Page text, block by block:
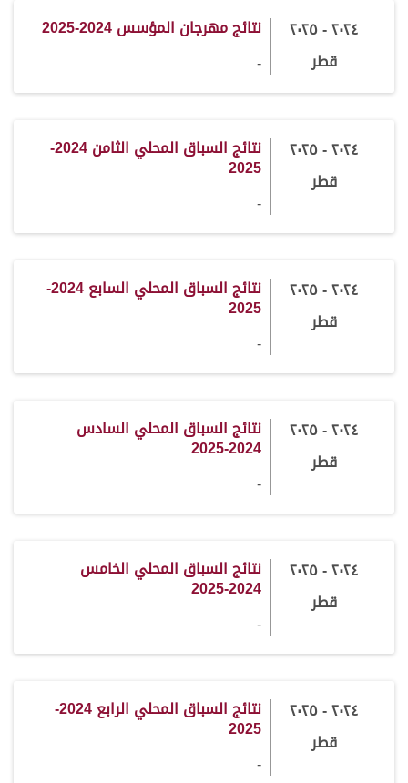
٢٠٢٤ - ٢٠٢٥
قطر
نتائج مهرجان المؤسس 2024-2025
-
٢٠٢٤ - ٢٠٢٥
قطر
نتائج السباق المحلي الثامن 2024-
2025
-
٢٠٢٤ - ٢٠٢٥
قطر
نتائج السباق المحلي السابع 2024-
2025
-
٢٠٢٤ - ٢٠٢٥
قطر
نتائج السباق المحلي السادس
2024-2025
-
٢٠٢٤ - ٢٠٢٥
قطر
نتائج السباق المحلي الخامس
2024-2025
-
٢٠٢٤ - ٢٠٢٥
قطر
نتائج السباق المحلي الرابع 2024-
2025
-